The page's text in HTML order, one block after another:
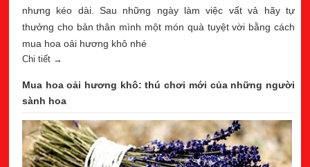
nhưng kéo dài. Sau những ngày làm việc vất vả hãy tự
thưởng cho bản thân mình một món quà tuyệt vời bằng cách
mua hoa oải hương khô nhé
Chi tiết →
Mua hoa oải hương khô: thú chơi mới của những người
sành hoa